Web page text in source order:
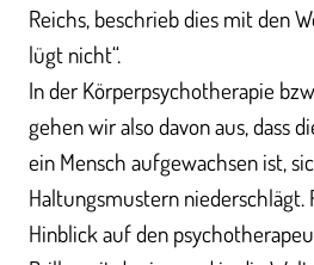
Reichs, beschrieb dies mit den
lügt nicht“.
In der Körperpsychotherapie
gehen wir also davon aus, dass
ein Mensch aufgewachsen ist,
Haltungsmustern niederschlägt.
Hinblick auf den